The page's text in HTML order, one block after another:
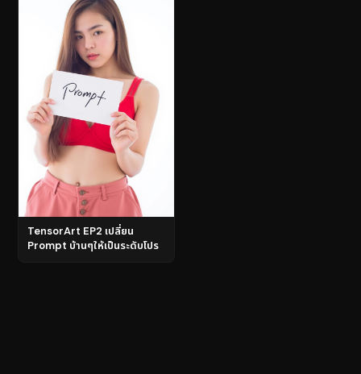
TensorArt EP2 เปลี่ยน
Prompt บ้านๆให้เป็นระดับโปร